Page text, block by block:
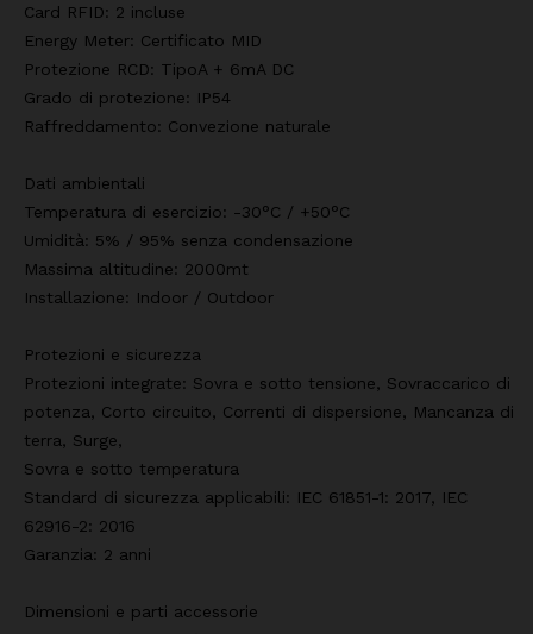
Card RFID: 2 incluse
Energy Meter: Certificato MID
Protezione RCD: TipoA + 6mA DC
Grado di protezione: IP54
Raffreddamento: Convezione naturale
Dati ambientali
Temperatura di esercizio: -30°C / +50°C
Umidità: 5% / 95% senza condensazione
Massima altitudine: 2000mt
Installazione: Indoor / Outdoor
Protezioni e sicurezza
Protezioni integrate: Sovra e sotto tensione, Sovraccarico di
potenza, Corto circuito, Correnti di dispersione, Mancanza di
terra, Surge,
Sovra e sotto temperatura
Standard di sicurezza applicabili: IEC 61851-1: 2017, IEC
62916-2: 2016
Garanzia: 2 anni
Dimensioni e parti accessorie